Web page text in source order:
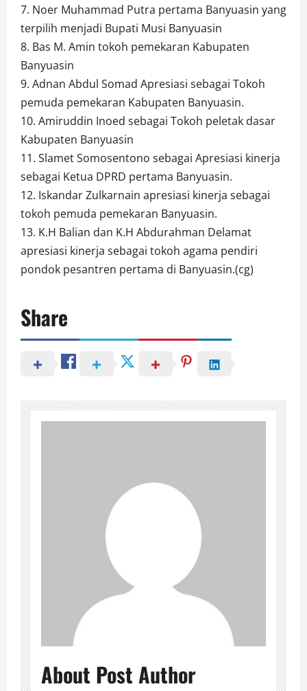
7. Noer Muhammad Putra pertama Banyuasin yang
terpilih menjadi Bupati Musi Banyuasin
8. Bas M. Amin tokoh pemekaran Kabupaten
Banyuasin
9. Adnan Abdul Somad Apresiasi sebagai Tokoh
pemuda pemekaran Kabupaten Banyuasin.
10. Amiruddin Inoed sebagai Tokoh peletak dasar
Kabupaten Banyuasin
11. Slamet Somosentono sebagai Apresiasi kinerja
sebagai Ketua DPRD pertama Banyuasin.
12. Iskandar Zulkarnain apresiasi kinerja sebagai
tokoh pemuda pemekaran Banyuasin.
13. K.H Balian dan K.H Abdurahman Delamat
apresiasi kinerja sebagai tokoh agama pendiri
pondok pesantren pertama di Banyuasin.(cg)
Share
About Post Author